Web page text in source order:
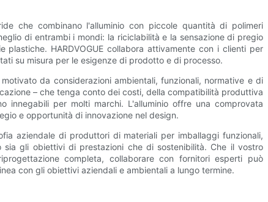
che combinano l'alluminio con piccole quantità di polimeri
di entrambi i mondi: la riciclabilità e la sensazione di pregio
HARDVOGUE collabora attivamente con i clienti per
su misura per le esigenze di prodotto e di processo.
da considerazioni ambientali, funzionali, normative e di
– che tenga conto dei costi, della compatibilità produttiva
per molti marchi. L'alluminio offre una comprovata
e opportunità di innovazione nel design.
aziendale di produttori di materiali per imballaggi funzionali,
gli obiettivi di prestazioni che di sostenibilità. Che il vostro
completa, collaborare con fornitori esperti può
con gli obiettivi aziendali e ambientali a lungo termine.